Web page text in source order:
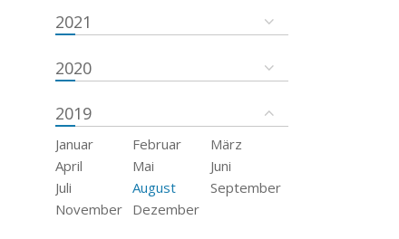
2021
2020
2019
Januar Februar
März
April
Mai
Juni
Juli
August
September
November
Dezember